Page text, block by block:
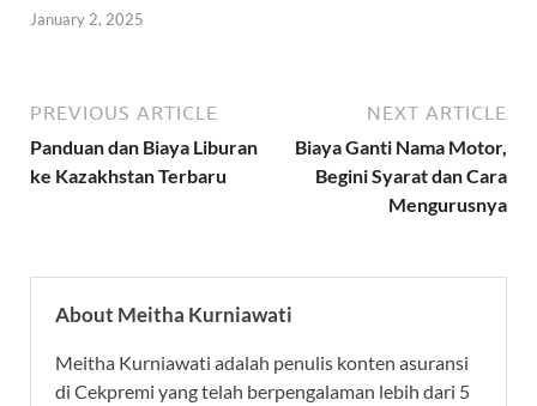
January 2, 2025
PREVIOUS ARTICLE
Panduan dan Biaya Liburan
ke Kazakhstan Terbaru
NEXT ARTICLE
Biaya Ganti Nama Motor,
Begini Syarat dan Cara
Mengurusnya
About Meitha Kurniawati
Meitha Kurniawati adalah penulis konten asuransi
di Cekpremi yang telah berpengalaman lebih dari 5